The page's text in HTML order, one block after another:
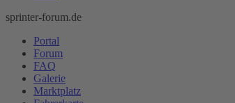
sprinter-forum.de
Portal
Forum
FAQ
Galerie
Marktplatz